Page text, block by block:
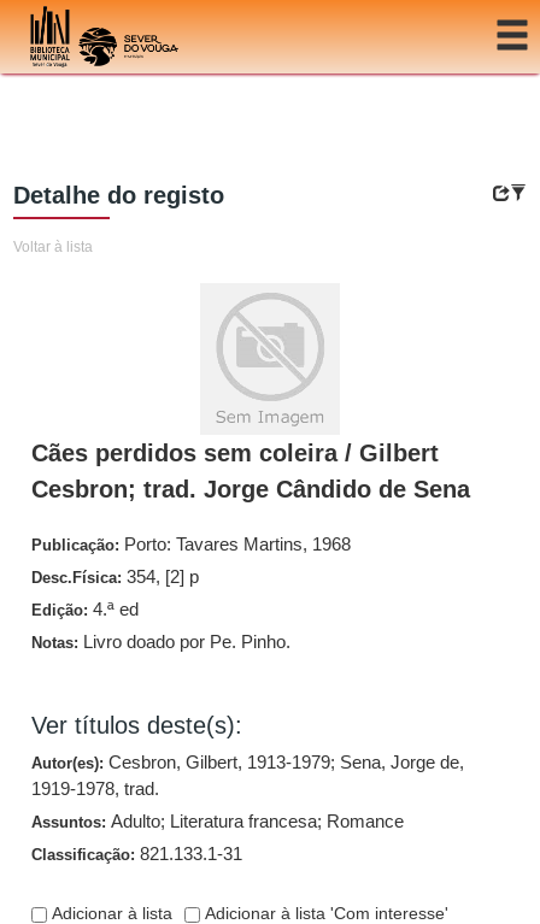
Ir para o conteúdo
Detalhe do registo
Voltar à lista
Cães perdidos sem coleira / Gilbert
Cesbron; trad. Jorge Cândido de Sena
Publicação: Porto: Tavares Martins, 1968
Desc.Física:354, [2] p
Edição:4.ª ed
Notas: Livro doado por Pe. Pinho.
Ver títulos deste(s):
Autor(es):Cesbron, Gilbert, 1913-1979; Sena, Jorge de,
1919-1978, trad.
Assuntos:Adulto; Literatura francesa; Romance
Classificação:821.133.1-31
Adicionar à lista Adicionar à lista 'Com interesse'